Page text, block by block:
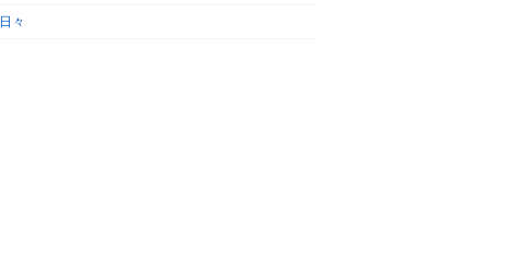
日々